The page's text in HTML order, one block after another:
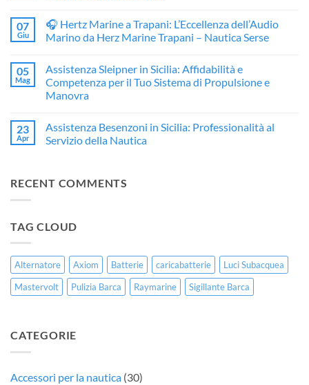
e
Restauratore
di
Gommoni
a
Trapani:
Restauro
Imbarcazioni
in
Vetroresina
su
BOAT
SERVICE
Assistenza
e
Rivendita
Ufficiale
Sicilia
07
Giu
🎧 Hertz Marine a Trapani: L’Eccellenza dell’Audio
Marino da Herz Marine Trapani – Nautica Serse
su
🎧
Hertz
Marine
L’Eccellenza
dell’Audio
Marino
–
05
Mag
Assistenza Sleipner in Sicilia: Affidabilità e
Competenza per il Tuo Sistema di Propulsione e
Manovra
su
Assistenza
Sleipner
e
Competenza
Sistema
Manovra
23
Apr
Assistenza Besenzoni in Sicilia: Professionalità al
Servizio della Nautica
Assistenza
Besenzoni
al
RECENT COMMENTS
TAG CLOUD
Alternatore Axiom Batterie caricabatterie
Luci Subacquea
Mastervolt
Pulizia Barca Raymarine Sigillante Barca
CATEGORIE
Accessori per la nautica (30)